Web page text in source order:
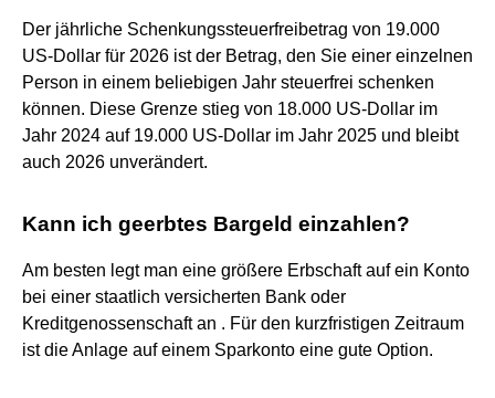
Der jährliche Schenkungssteuerfreibetrag von 19.000
US-Dollar für 2026 ist der Betrag, den Sie einer einzelnen
Person in einem beliebigen Jahr steuerfrei schenken
können. Diese Grenze stieg von 18.000 US-Dollar im
Jahr 2024 auf 19.000 US-Dollar im Jahr 2025 und bleibt
auch 2026 unverändert.
Kann ich geerbtes Bargeld einzahlen?
Am besten legt man eine größere Erbschaft auf ein Konto
bei einer staatlich versicherten Bank oder
Kreditgenossenschaft an . Für den kurzfristigen Zeitraum
ist die Anlage auf einem Sparkonto eine gute Option.